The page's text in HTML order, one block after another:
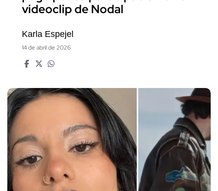
videoclip de Nodal
Karla Espejel
14 de abril de 2026